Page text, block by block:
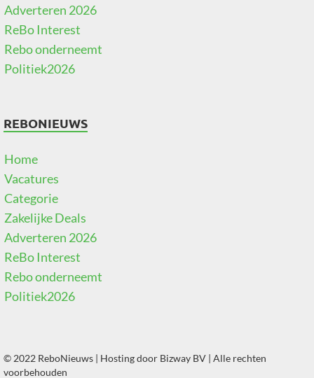
Adverteren 2026
ReBo Interest
Rebo onderneemt
Politiek2026
REBONIEUWS
Home
Vacatures
Categorie
Zakelijke Deals
Adverteren 2026
ReBo Interest
Rebo onderneemt
Politiek2026
© 2022 ReboNieuws | Hosting door Bizway BV | Alle rechten
voorbehouden